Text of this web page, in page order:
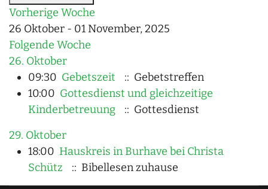
Vorherige Woche
26 Oktober - 01 November, 2025
Folgende Woche
26. Oktober
09:30 Gebetszeit
:: Gebetstreffen
10:00 Gottesdienst und gleichzeitige
Kinderbetreuung
:: Gottesdienst
29. Oktober
18:00 Hauskreis in Burhave bei Christa
Schütz
:: Bibellesen zuhause